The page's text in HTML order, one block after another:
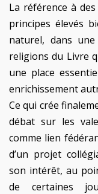
La référence à
principes élevés
naturel, dans
religions du Livre
une place
enrichissement
Ce qui crée
débat sur les
comme lien
d’un projet
son intérêt, au
de certaines